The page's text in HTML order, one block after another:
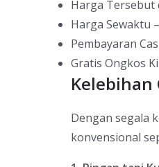
Harga Tersebut
Harga Sewaktu
Pembayaran
Gratis Ongkos
Kelebihan
Dengan segala
konvensional